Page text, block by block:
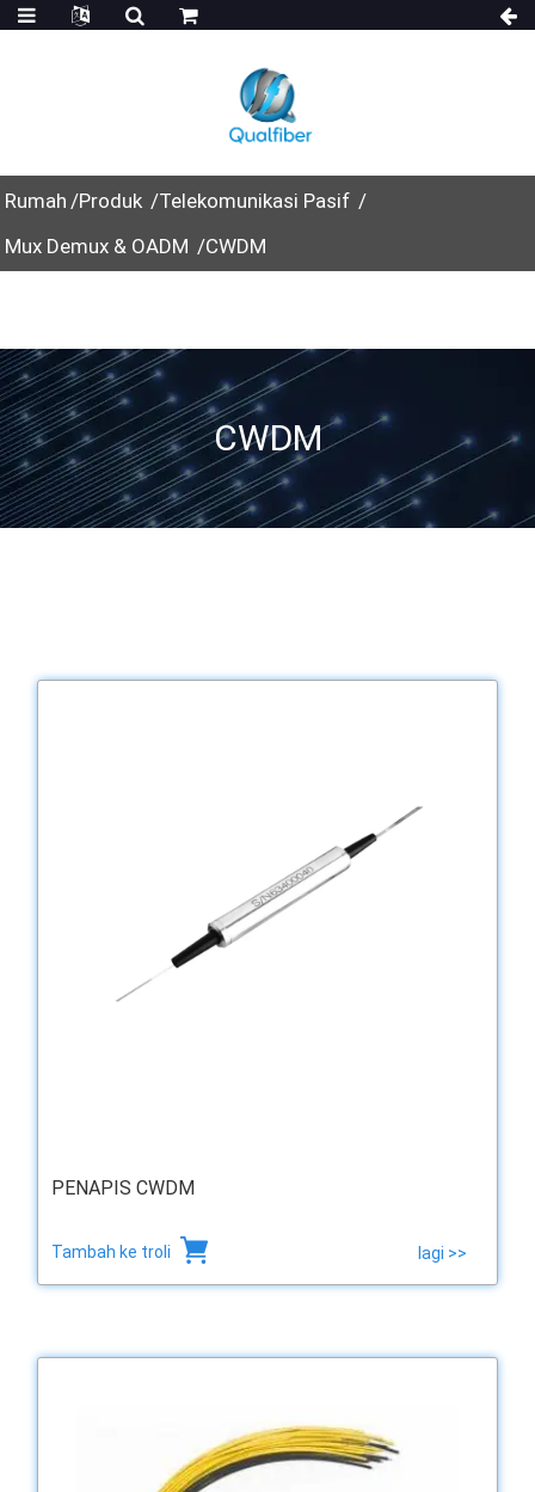
Rumah Produk
Telekomunikasi Pasif
Mux Demux & OADM
CWDM
CWDM
PENAPIS CWDM
Tambah ke troli lagi >>